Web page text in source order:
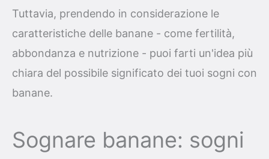
Tuttavia, prendendo in considerazione le
caratteristiche delle banane - come fertilità,
abbondanza e nutrizione - puoi farti un'idea più
chiara del possibile significato dei tuoi sogni con
banane.
Sognare banane: sogni